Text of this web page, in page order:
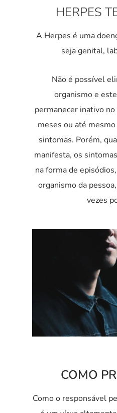
HERPES
A Herpes é uma
seja genital,
Não é possível
organismo e
permanecer inativo
meses ou até
sintomas. Porém,
manifesta, os
na forma de
organismo da
vezes
COMO
Como o responsável